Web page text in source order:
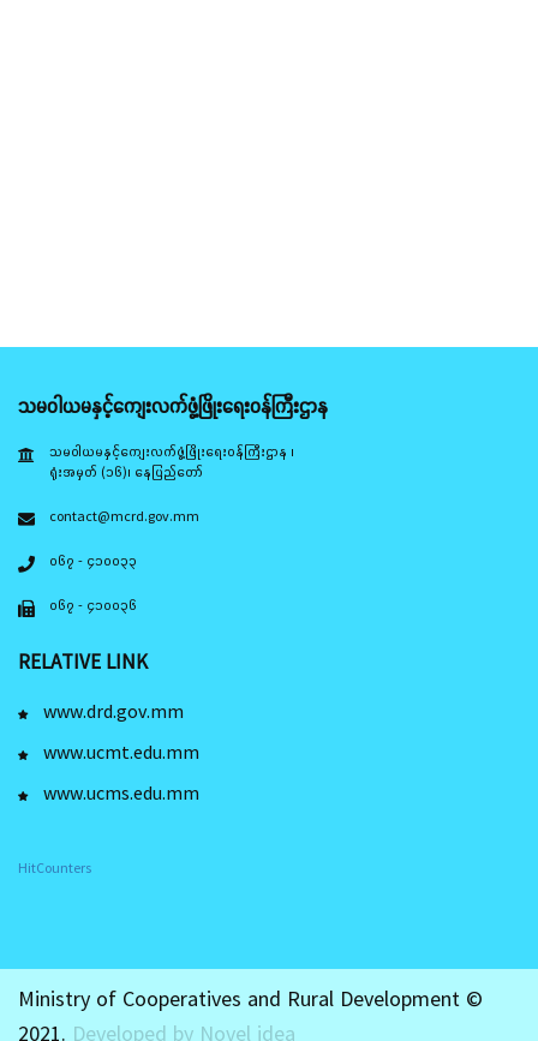
သမဝါယမနှင့်ကျေးလက်ဖွံ့ဖြိုးရေးဝန်ကြီးဌာန
သမဝါယမနှင့်ကျေးလက်ဖွံ့ဖြိုးရေးဝန်ကြီးဌာန ၊
ရုံးအမှတ် (၁၆)၊ နေပြည်တော်
contact@mcrd.gov.mm
၀၆၇ - ၄၁၀၀၃၃
၀၆၇ - ၄၁၀၀၃၆
RELATIVE LINK
www.drd.gov.mm
www.ucmt.edu.mm
www.ucms.edu.mm
HitCounters
Ministry of Cooperatives and Rural Development ©
2021. Developed by Novel idea